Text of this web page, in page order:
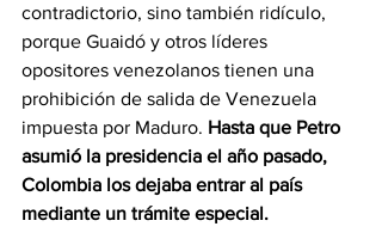
contradictorio, sino también ridículo,
porque Guaidó y otros líderes
opositores venezolanos tienen una
prohibición de salida de Venezuela
impuesta por Maduro. Hasta que Petro
asumió la presidencia el año pasado,
Colombia los dejaba entrar al país
mediante un trámite especial.